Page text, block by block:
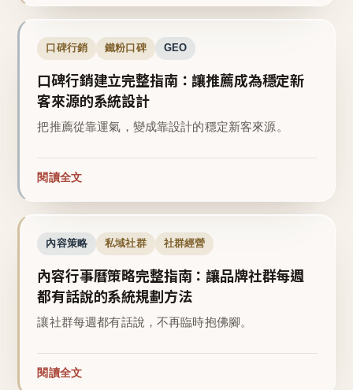
口碑行銷 鐵粉口碑 GEO
口碑行銷建立完整指南：讓推薦成為穩定新
客來源的系統設計
把推薦從靠運氣，變成靠設計的穩定新客來源。
閱讀全文
內容策略 私域社群 社群經營
內容行事曆策略完整指南：讓品牌社群每週
都有話說的系統規劃方法
讓社群每週都有話說，不再臨時抱佛腳。
閱讀全文